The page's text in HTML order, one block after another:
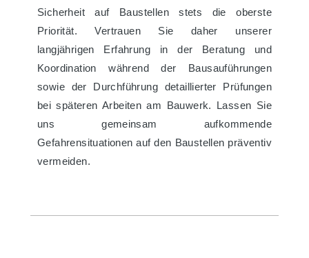
Sicherheit auf Baustellen stets die oberste
Priorität. Vertrauen Sie daher unserer
langjährigen Erfahrung in der Beratung und
Koordination während der Bausauführungen
sowie der Durchführung detaillierter Prüfungen
bei späteren Arbeiten am Bauwerk. Lassen Sie
uns gemeinsam aufkommende
Gefahrensituationen auf den Baustellen präventiv
vermeiden.